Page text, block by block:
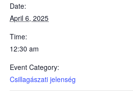
Date:
April 6, 2025
Time:
12:30 am
Event Category:
Csillagászati jelenség